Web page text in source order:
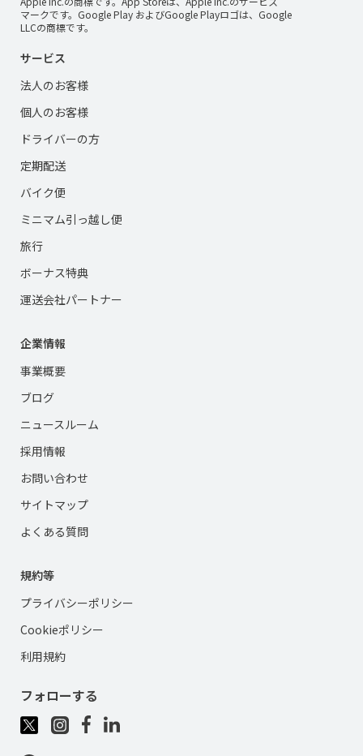
マークです。Google Play およびGoogle Playロゴは、Google
LLCの商標です。
サービス
法人のお客様
個人のお客様
ドライバーの方
定期配送
バイク便
ミニマム引っ越し便
旅行
ボーナス特典
運送会社パートナー
企業情報
事業概要
ブログ
ニュースルーム
採用情報
お問い合わせ
サイトマップ
よくある質問
規約等
プライバシーポリシー
Cookieポリシー
利用規約
フォローする